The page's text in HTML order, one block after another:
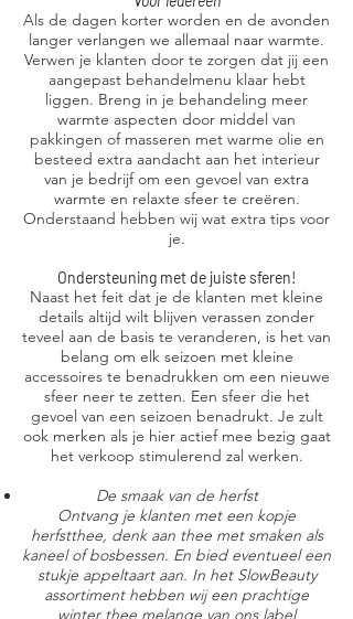
Als de dagen korter worden en de avonden
langer verlangen we allemaal naar warmte.
Verwen je klanten door te zorgen dat jij een
aangepast behandelmenu klaar hebt
liggen. Breng in je behandeling meer
warmte aspecten door middel van
pakkingen of masseren met warme olie en
besteed extra aandacht aan het interieur
van je bedrijf om een gevoel van extra
warmte en relaxte sfeer te creëren.
Onderstaand hebben wij wat extra tips voor
je.
Ondersteuning met de juiste sferen!
Naast het feit dat je de klanten met kleine
details altijd wilt blijven verassen zonder
teveel aan de basis te veranderen, is het van
belang om elk seizoen met kleine
accessoires te benadrukken om een nieuwe
sfeer neer te zetten. Een sfeer die het
gevoel van een seizoen benadrukt. Je zult
ook merken als je hier actief mee bezig gaat
het verkoop stimulerend zal werken.
De smaak van de herfst
Ontvang je klanten met een kopje
herfstthee, denk aan thee met smaken als
kaneel of bosbessen. En bied eventueel een
stukje appeltaart aan. In het SlowBeauty
assortiment hebben wij een prachtige
winter thee melange van ons label